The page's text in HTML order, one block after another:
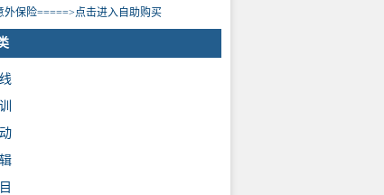
外保险=====>点击进入自助购买